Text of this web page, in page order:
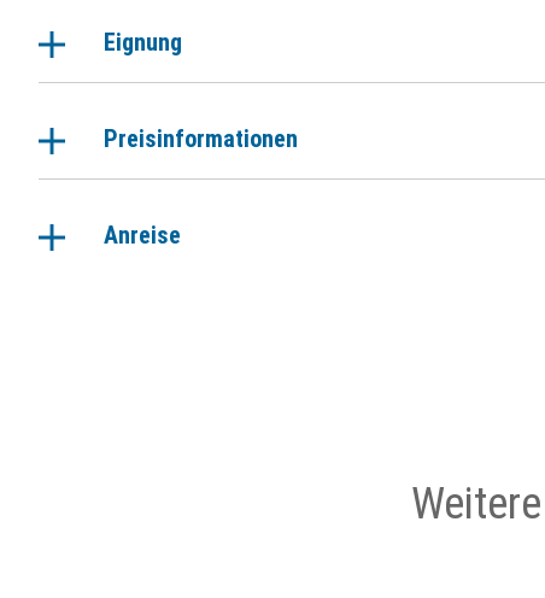
Eignung
Preisinformationen
Anreise